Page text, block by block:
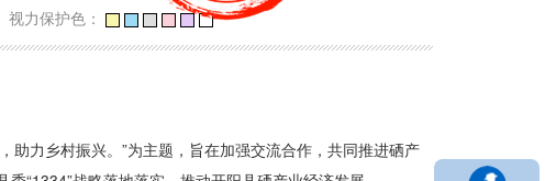
视力保护色：
助力乡村振兴。”为主题，旨在加强交流合作，共同推进硒产